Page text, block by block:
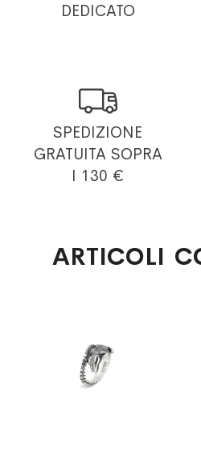
DEDICATO

SPEDIZIONE
GRATUITA SOPRA
I 130 €
ARTICOLI